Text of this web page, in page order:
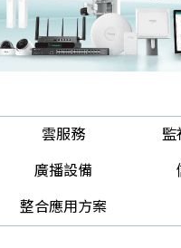
雲服務 監
廣播設備
整合應用方案